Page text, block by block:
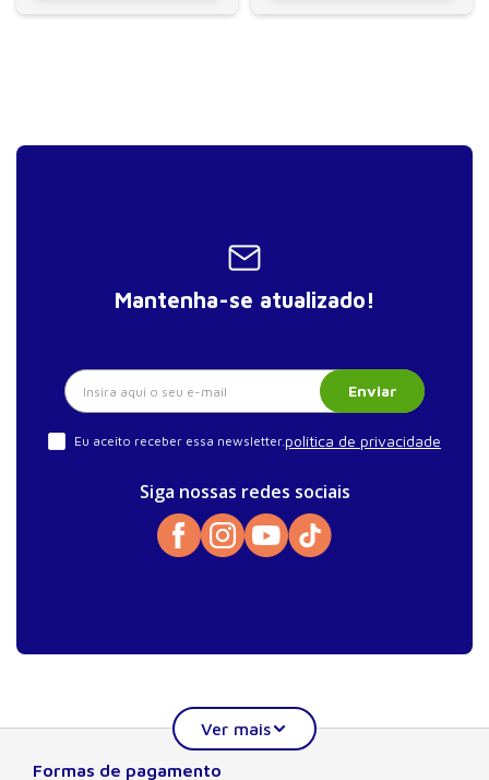
Mantenha-se atualizado!
Enviar
Eu aceito receber essa newsletter.política de privacidade
Siga nossas redes sociais
Formas de pagamento